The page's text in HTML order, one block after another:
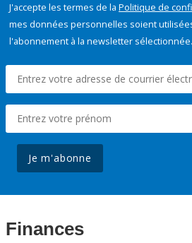
J'accepte les termes de la Politique de
mes données personnelles soient
l'abonnement à la newsletter sélectionnée.
Je m'abonne
Finances